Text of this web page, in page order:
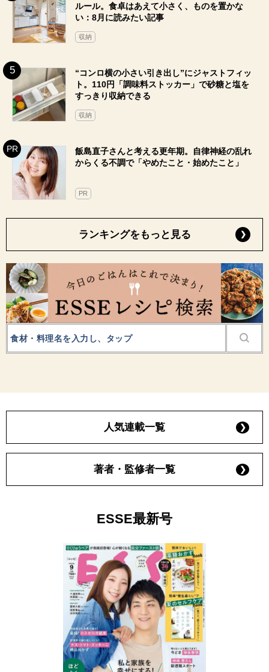
ルール。食卓はあえて小さく、ものを置かな
い：8月に読みたい記事
収納
“コンロ横の小さい引き出し”にジャストフィッ
ト。110円「調味料ストッカー」で砂糖と塩を
すっきり収納できる
収納
飯島直子さんと考える更年期。自律神経の乱れ
からくる不調で「やめたこと・始めたこと」
PR
ランキングをもっと見る
人気連載一覧
著者・監修者一覧
ESSE最新号